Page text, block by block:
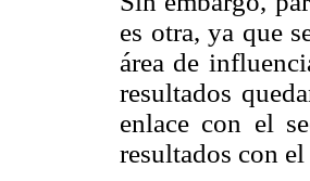
es otra, ya que
área de
resultados
enlace con el
resultados con